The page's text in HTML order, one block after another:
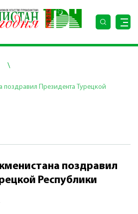
\
поздравил Президента Турецкой
поздравил
Республики